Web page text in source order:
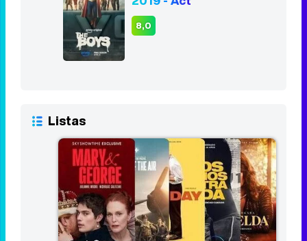
9 Los Bridgerton
2019 - Act
8,0